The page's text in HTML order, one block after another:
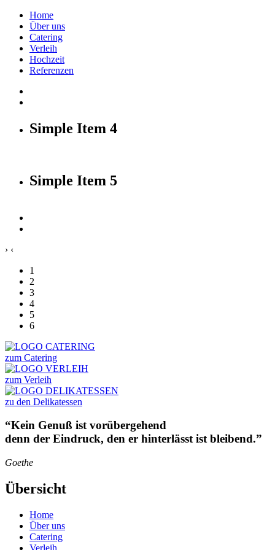
Home
Über uns
Catering
Verleih
Hochzeit
Referenzen
Simple Item 4
Simple Item 5
› ‹
1
2
3
4
5
6
zum Catering
zum Verleih
zu den Delikatessen
“Kein Genuß ist vorübergehend
denn der Eindruck, den er hinterlässt ist bleibend.”
Goethe
Übersicht
Home
Über uns
Catering
Verleih